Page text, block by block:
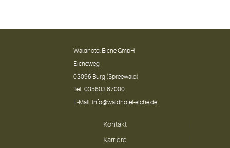
Waldhotel Eiche GmbH
Eicheweg
03096 Burg (Spreewald)
Tel.:035603 67000
E-Mail:info@waldhotel-eiche.de
Kontakt
Karriere